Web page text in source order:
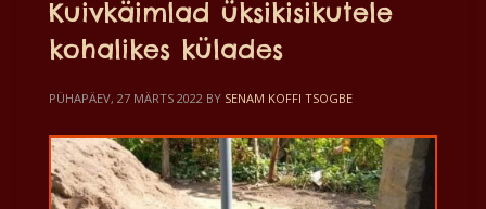
Kuivkäimlad üksikisikutele
kohalikes külades
PÜHAPÄEV, 27 MÄRTS 2022 BY SENAM KOFFI TSOGBE